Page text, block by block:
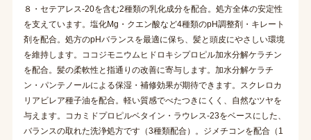
８・セテアレス-20を含む2種類の乳化成分を配合。処方全体の安定性
を支えています。塩化Mg・クエン酸など4種類のpH調整剤・キレート
剤を配合。処方のpHバランスを最適に保ち、髪と頭皮にやさしい環境
を維持します。ココジモニウムヒドロキシプロピル加水分解ケラチン
を配合。髪の柔軟性と指通りの改善に寄与します。加水分解ケラチ
ン・パンテノールによる保湿・補修効果が期待できます。スクレロカ
リアビレア種子油を配合。軽い質感でべたつきにくく、自然なツヤを
与えます。コカミドプロピルベタイン・ラウレス-23をベースにした、
バランスの取れた洗浄処方です（3種類配合）。ジメチコンを配合（1